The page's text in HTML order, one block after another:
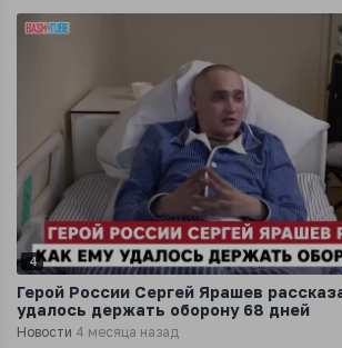
4
Герой России Сергей Ярашев
удалось держать оборону 68 дней
Новости 4 месяца назад